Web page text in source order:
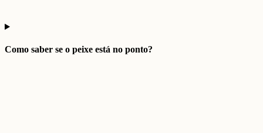
Como saber se o peixe está no ponto?